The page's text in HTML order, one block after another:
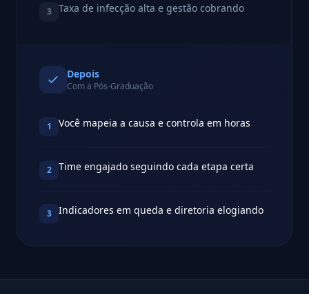
3 Taxa de infecção alta e gestão cobrando
Depois
Com a Pós-Graduação
1 Você mapeia a causa e controla em horas
2 Time engajado seguindo cada etapa certa
3 Indicadores em queda e diretoria elogiando